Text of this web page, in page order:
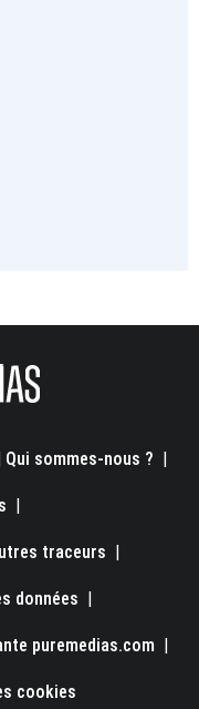
Qui sommes-nous ?
traceurs
données
puremedias.com
cookies